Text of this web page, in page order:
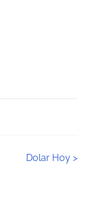
Dolar Hoy >